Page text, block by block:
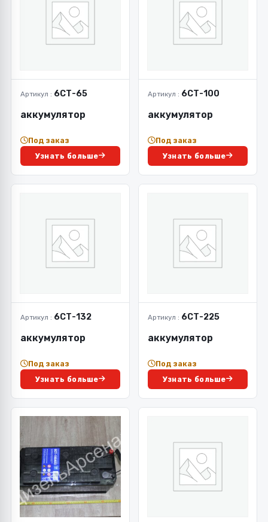
Артикул : 6СТ-65
аккумулятор
Под заказ
Узнать больше
Артикул : 6СТ-100
аккумулятор
Под заказ
Узнать больше
Артикул : 6СТ-132
аккумулятор
Под заказ
Узнать больше
Артикул : 6СТ-225
аккумулятор
Под заказ
Узнать больше